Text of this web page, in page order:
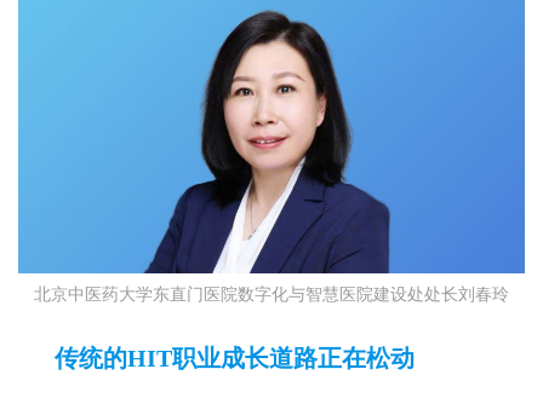
北京中医药大学东直门医院数字化与智慧医院建设处处长刘春玲
传统的HIT职业成长道路正在松动